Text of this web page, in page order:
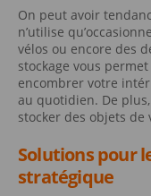
On peut avoir
n’utilise
vélos ou encore des
stockage vous
encombrer votre
au quotidien. De
stocker des objets de
Solutions pour
stratégique